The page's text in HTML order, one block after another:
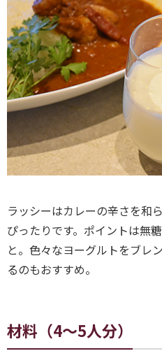
ラッシーはカレーの辛さを和
ぴったりです。ポイントは無
と。色々なヨーグルトをブレ
るのもおすすめ。
材料（4～5人分）